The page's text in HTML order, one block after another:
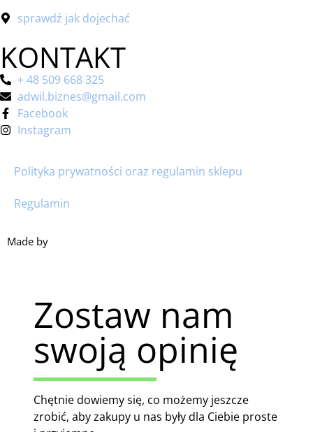
sprawdź jak dojechać
KONTAKT
+ 48 509 668 325
adwil.biznes@gmail.com
Facebook
Instagram
Polityka prywatności oraz regulamin sklepu
Regulamin
Made by
Zostaw nam
swoją opinię
Chętnie dowiemy się, co możemy jeszcze
zrobić, aby zakupy u nas były dla Ciebie proste